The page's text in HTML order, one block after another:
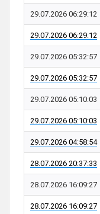
29.07.2026 06:29:12
29.07.2026 06:29:12
29.07.2026 05:32:57
29.07.2026 05:32:57
29.07.2026 05:10:03
29.07.2026 05:10:03
29.07.2026 04:58:54
28.07.2026 20:37:33
28.07.2026 16:09:27
28.07.2026 16:09:27